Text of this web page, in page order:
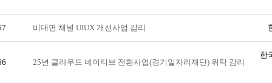
비대면 채널 UIUX 개선사업 감리
25년 클라우드 네이티브 전환사업(경기일자리재단) 위탁 감리
한